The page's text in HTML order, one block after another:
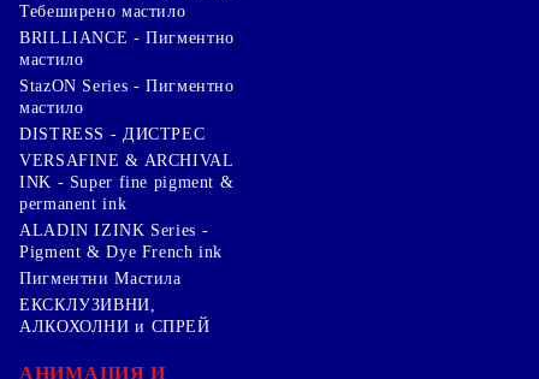
Тебеширено мастило
BRILLIANCE - Пигментно
мастило
StazON Series - Пигментно
мастило
DISTRESS - ДИСТРЕС
VERSAFINE & ARCHIVAL
INK - Super fine pigment &
permanent ink
ALADIN IZINK Series -
Pigment & Dye French ink
Пигментни Мастила
ЕКСКЛУЗИВНИ,
АЛКОХОЛНИ и СПРЕЙ
АНИМАЦИЯ И